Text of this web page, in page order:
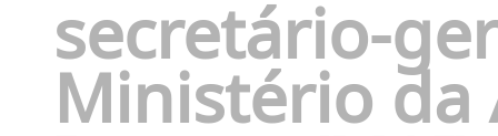
secretário-
Ministério